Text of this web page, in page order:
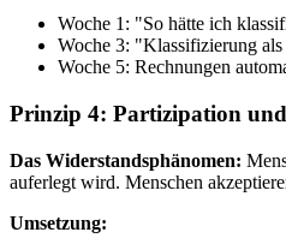
Woche 1: "So hätte ich
Woche 3: "Klassifizierung
Woche 5: Rechnungen
Prinzip 4: Partizipation
Das Widerstandsphänomen:
auferlegt wird. Menschen
Umsetzung: